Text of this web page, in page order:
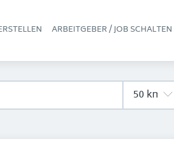
Haupt-Navigation
ARBEITGEBER / JOB SCHALTEN